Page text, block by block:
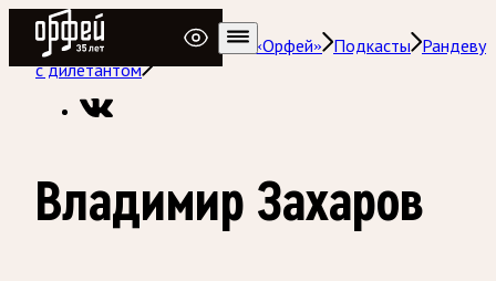
Радио Орфей
Радио классической музыки «Орфей»
Подкасты
Рандеву
с дилетантом
Владимир Захаров